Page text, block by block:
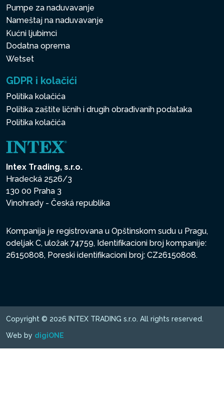
Pumpe za naduvavanje
Nameštaj na naduvavanje
Kućni ljubimci
Dodatna oprema
Wetset
GDPR i kolačići
Politika kolačića
Politika zaštite ličnih i drugih obrađivanih podataka
Politika kolačića
Intex Trading, s.r.o.
Hradecká 2526/3
130 00 Praha 3
Vinohrady - Česká republika
Kompanija je registrovana u Opštinskom sudu u Pragu,
odeljak C, uložak 74759, Identifikacioni broj kompanije:
26150808, Poreski identifikacioni broj: CZ26150808.
Copyright © 2026 INTEX TRADING s.r.o. All rights reserved.
Web by digiONE